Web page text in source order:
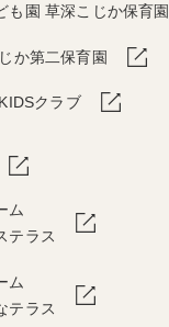
も園 草深こじか保育園
か第二保育園
クラブ
ム
テラス
ム
テラス